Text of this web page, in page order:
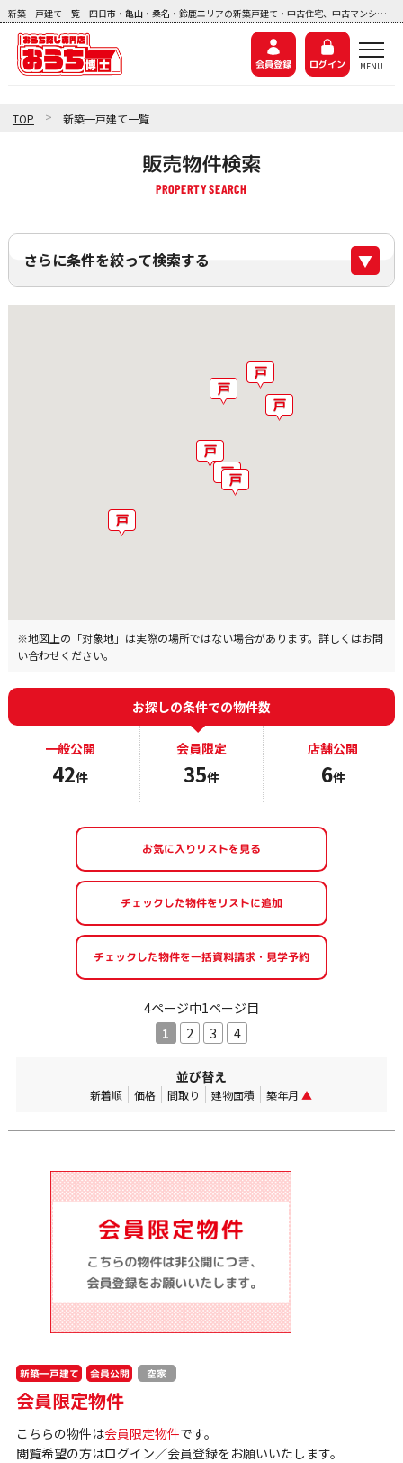
新築一戸建て一覧｜四日市・亀山・桑名・鈴鹿エリアの新築戸建て・中古住宅、中古マンション、土地探しなら『おうち博士ナビ』
会員登録 ログイン
TOP > 新築一戸建て一覧
販売物件検索
さらに条件を絞って検索する
※地図上の「対象地」は実際の場所ではない場合があります。詳しくはお問
い合わせください。
お探しの条件での物件数
一般公開
42件
会員限定
35件
店舗公開
6件
お気に入りリストを見る
4ページ中1ページ目
1
2 3 4
並び替え
新着順 価格 間取り 建物面積 築年月 ▲
新築一戸建て 会員公開 空家
会員限定物件
こちらの物件は会員限定物件です。
閲覧希望の方はログイン／会員登録をお願いいたします。